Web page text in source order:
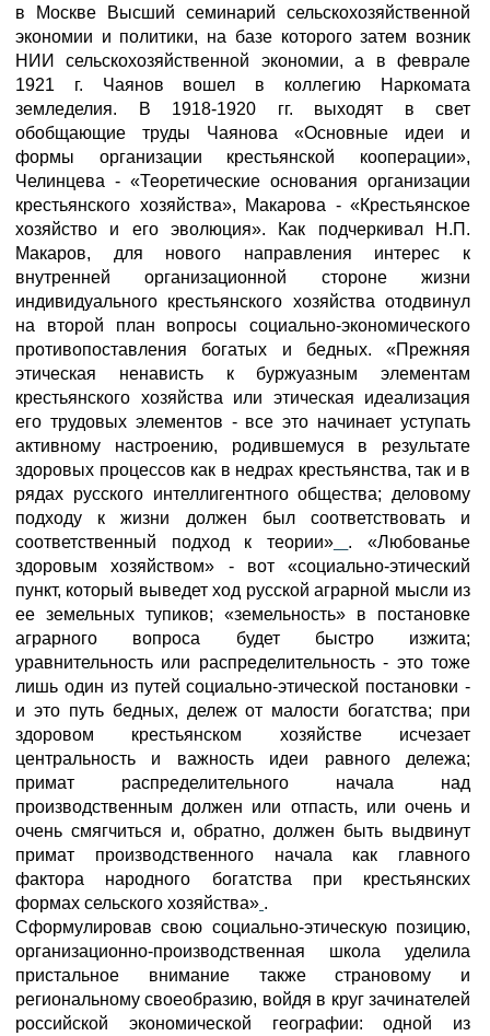
в Москве Высший семинарий сельскохозяйственной
экономии и политики, на базе которого затем возник
НИИ сельскохозяйственной экономии, а в феврале
1921 г. Чаянов вошел в коллегию Наркомата
земледелия. В 1918-1920 гг. выходят в свет
обобщающие труды Чаянова «Основные идеи и
формы организации крестьянской кооперации»,
Челинцева - «Теоретические основания организации
крестьянского хозяйства», Макарова - «Крестьянское
хозяйство и его эволюция». Как подчеркивал Н.П.
Макаров, для нового направления интерес к
внутренней организационной стороне жизни
индивидуального крестьянского хозяйства отодвинул
на второй план вопросы социально-экономического
противопоставления богатых и бедных. «Прежняя
этическая ненависть к буржуазным элементам
крестьянского хозяйства или этическая идеализация
его трудовых элементов - все это начинает уступать
активному настроению, родившемуся в результате
здоровых процессов как в недрах крестьянства, так и в
рядах русского интеллигентного общества; деловому
подходу к жизни должен был соответствовать и
соответственный подход к теории»
. «Любованье
здоровым хозяйством» - вот «социально-этический
пункт, который выведет ход русской аграрной мысли из
ее земельных тупиков; «земельность» в постановке
аграрного вопроса будет быстро изжита;
уравнительность или распределительность - это тоже
лишь один из путей социально-этической постановки -
и это путь бедных, дележ от малости богатства; при
здоровом крестьянском хозяйстве исчезает
центральность и важность идеи равного дележа;
примат распределительного начала над
производственным должен или отпасть, или очень и
очень смягчиться и, обратно, должен быть выдвинут
примат производственного начала как главного
фактора народного богатства при крестьянских
формах сельского хозяйства» .
Сформулировав свою социально-этическую позицию,
организационно-производственная школа уделила
пристальное внимание также страновому и
региональному своеобразию, войдя в круг зачинателей
российской экономической географии: одной из